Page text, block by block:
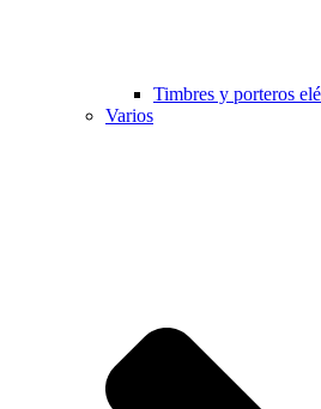
Timbres y porteros
Varios